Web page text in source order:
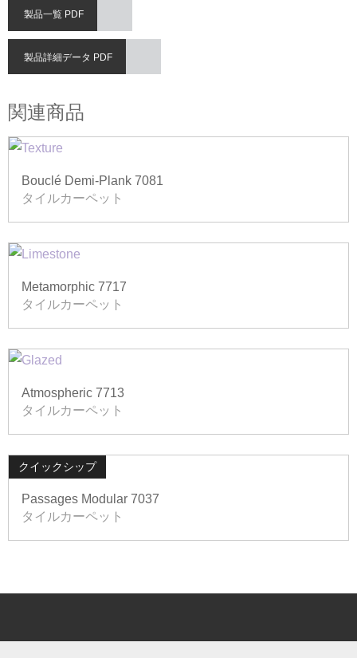
製品一覧 PDF
製品詳細データ PDF
関連商品
Bouclé Demi-Plank 7081
タイルカーペット
Metamorphic 7717
タイルカーペット
Atmospheric 7713
タイルカーペット
クイックシップ
Passages Modular 7037
タイルカーペット